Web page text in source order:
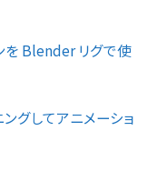
を Blender リグで使
グしてアニメーショ